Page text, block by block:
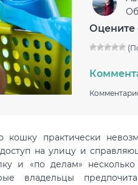
Оцените
кошку практически
на улицу и
и «по делам»
владельцы